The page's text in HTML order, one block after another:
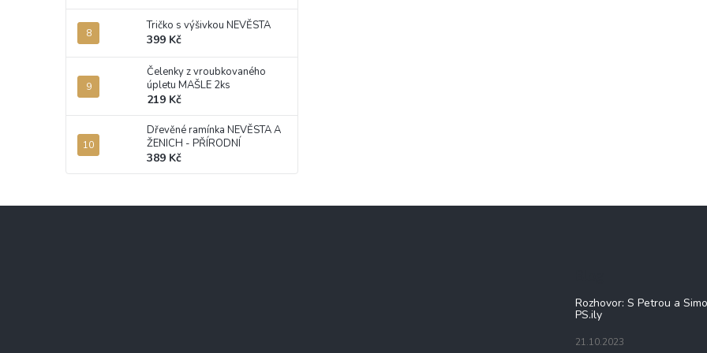
Tričko s výšivkou NEVĚSTA
399 Kč
Čelenky z vroubkovaného
úpletu MAŠLE 2ks
219 Kč
Dřevěné ramínka NEVĚSTA A
ŽENICH - PŘÍRODNÍ
389 Kč
Rozhovor: S Petrou a
PS.ily
21.10.2023